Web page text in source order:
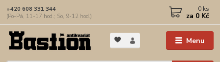
Menu
+420 608 331 344
(Po-Pá, 11-17 hod.; So, 9-12 hod.)
0 ks
za 0 Kč